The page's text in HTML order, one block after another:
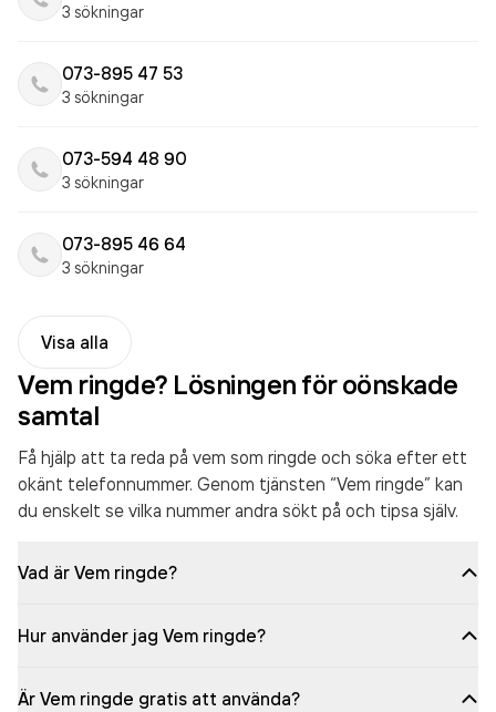
3 sökningar
073-895 47 53
3 sökningar
073-594 48 90
3 sökningar
073-895 46 64
3 sökningar
Visa alla
Vem ringde? Lösningen för oönskade
samtal
Få hjälp att ta reda på vem som ringde och söka efter ett
okänt telefonnummer. Genom tjänsten “Vem ringde” kan
du enskelt se vilka nummer andra sökt på och tipsa själv.
Vad är Vem ringde?
Hur använder jag Vem ringde?
Är Vem ringde gratis att använda?